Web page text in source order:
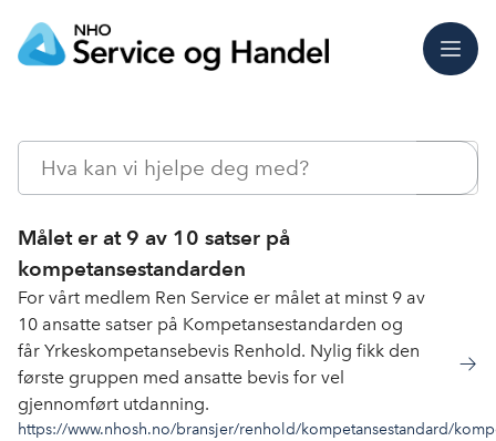
Meny
Søk
Målet er at 9 av 10 satser på
kompetansestandarden
For vårt medlem Ren Service er målet at minst 9 av
10 ansatte satser på Kompetansestandarden og
får Yrkeskompetansebevis Renhold. Nylig fikk den
første gruppen med ansatte bevis for vel
gjennomført utdanning.
https://www.nhosh.no/bransjer/renhold/kompetansestandard/